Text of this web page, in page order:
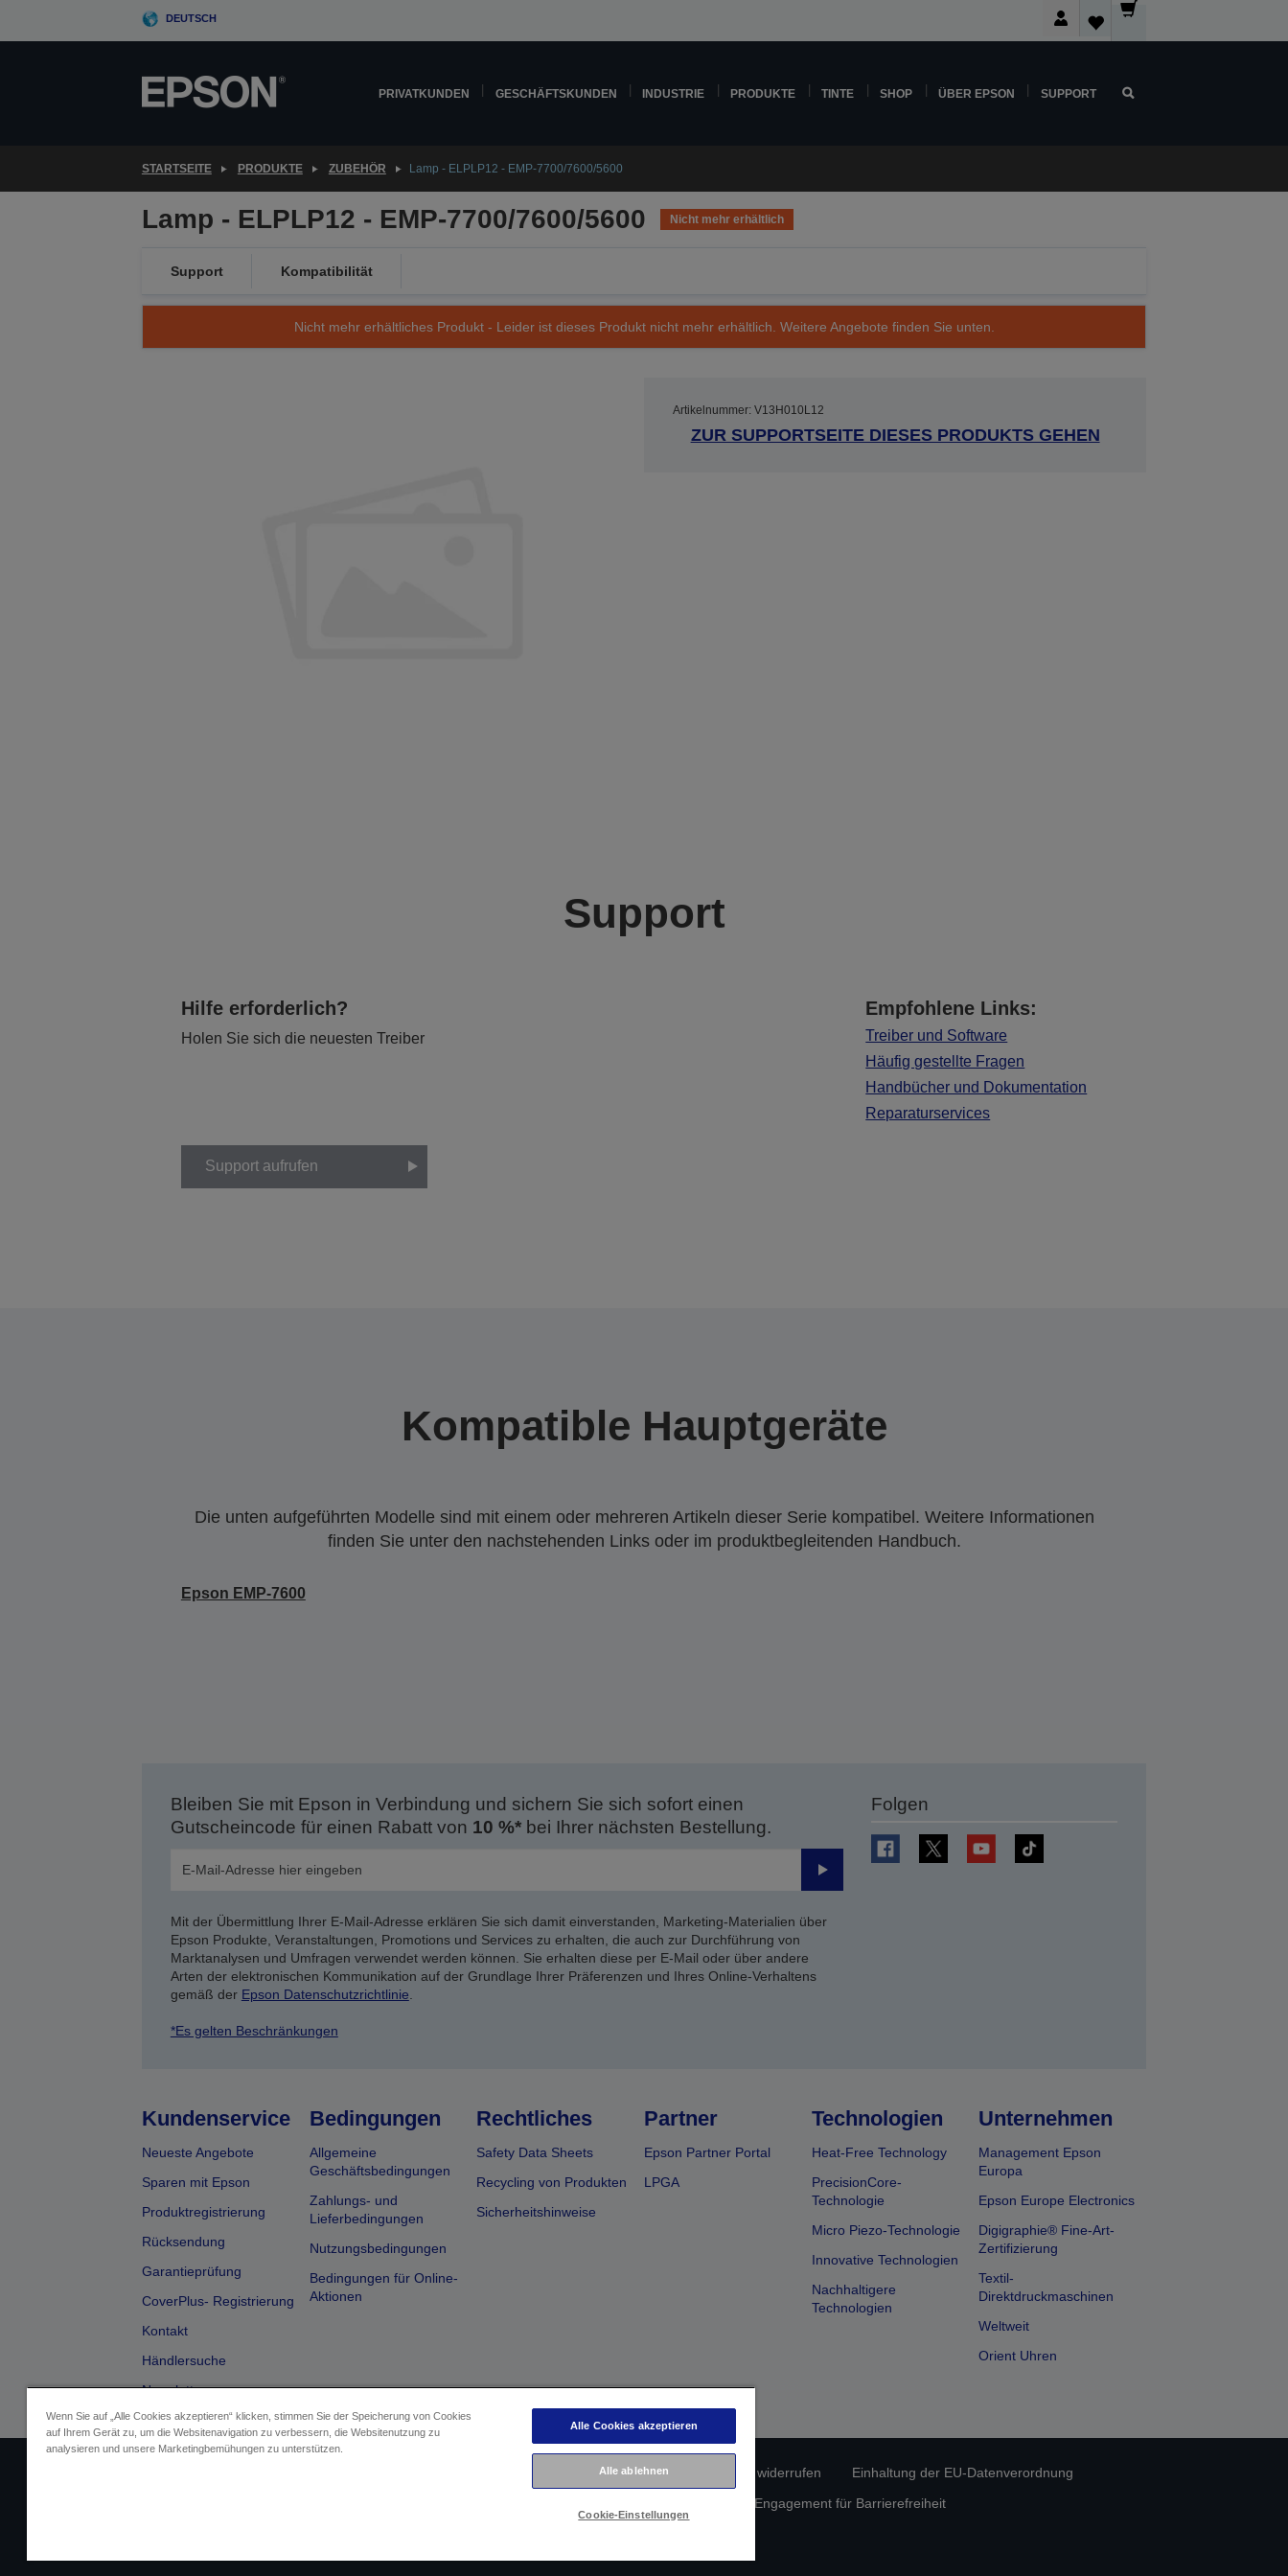
DEUTSCH
PRIVATKUNDEN GESCHÄFTSKUNDEN INDUSTRIE PRODUKTE TINTE SHOP ÜBER EPSON SUPPORT
STARTSEITE PRODUKTE ZUBEHÖR Lamp - ELPLP12 - EMP-7700/7600/5600
Lamp - ELPLP12 - EMP-7700/7600/5600 Nicht mehr erhältlich
Support Kompatibilität
Nicht mehr erhältliches Produkt - Leider ist dieses Produkt nicht mehr erhältlich. Weitere Angebote finden Sie unten.
Artikelnummer: V13H010L12
ZUR SUPPORTSEITE DIESES PRODUKTS GEHEN
Support
Hilfe erforderlich?
Holen Sie sich die neuesten Treiber
Empfohlene Links:
Treiber und Software
Häufig gestellte Fragen
Handbücher und Dokumentation
Reparaturservices
Support aufrufen
Kompatible Hauptgeräte
Die unten aufgeführten Modelle sind mit einem oder mehreren Artikeln dieser Serie kompatibel. Weitere Informationen
finden Sie unter den nachstehenden Links oder im produktbegleitenden Handbuch.
Epson EMP-7600
Bleiben Sie mit Epson in Verbindung und sichern Sie sich sofort einen
Gutscheincode für einen Rabatt von 10 %*bei Ihrer nächsten Bestellung.
Senden
Mit der Übermittlung Ihrer E-Mail-Adresse erklären Sie sich damit einverstanden, Marketing-Materialien über
Epson Produkte, Veranstaltungen, Promotions und Services zu erhalten, die auch zur Durchführung von
Marktanalysen und Umfragen verwendet werden können. Sie erhalten diese per E-Mail oder über andere
Arten der elektronischen Kommunikation auf der Grundlage Ihrer Präferenzen und Ihres Online-Verhaltens
gemäß der Epson Datenschutzrichtlinie
*Es gelten Beschränkungen
Folgen
Kundenservice
Neueste Angebote
Sparen mit Epson
Produktregistrierung
Rücksendung
Garantieprüfung
CoverPlus- Registrierung
Kontakt
Händlersuche
Newsletter
Bedingungen
Allgemeine
Geschäftsbedingungen
Zahlungs- und
Lieferbedingungen
Nutzungsbedingungen
Bedingungen für Online-
Aktionen
Rechtliches
Safety Data Sheets
Recycling von Produkten
Sicherheitshinweise
Partner
Epson Partner Portal
LPGA
Technologien
Heat-Free Technology
PrecisionCore-
Technologie
Micro Piezo-Technologie
Innovative Technologien
Nachhaltigere
Technologien
Unternehmen
Management Epson
Europa
Epson Europe Electronics
Digigraphie® Fine-Art-
Zertifizierung
Textil-
Direktdruckmaschinen
Weltweit
Orient Uhren
Datenschutzrichtlinie Vertrag widerrufen
Einhaltung der EU-Datenverordnung
Epson Engagement für Barrierefreiheit
Wenn Sie auf „Alle Cookies akzeptieren“ klicken, stimmen Sie der Speicherung von Cookies
auf Ihrem Gerät zu, um die Websitenavigation zu verbessern, die Websitenutzung zu
analysieren und unsere Marketingbemühungen zu unterstützen.
Alle Cookies akzeptieren
Alle ablehnen
Cookie-Einstellungen